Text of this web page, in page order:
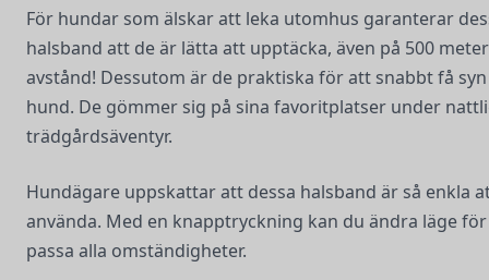
För hundar som älskar att leka utomhus garanterar
halsband att de är lätta att upptäcka, även på 500
avstånd! Dessutom är de praktiska för att snabbt få
hund. De gömmer sig på sina favoritplatser under
trädgårdsäventyr.
Hundägare uppskattar att dessa halsband är så enkla
använda. Med en knapptryckning kan du ändra läge
passa alla omständigheter.